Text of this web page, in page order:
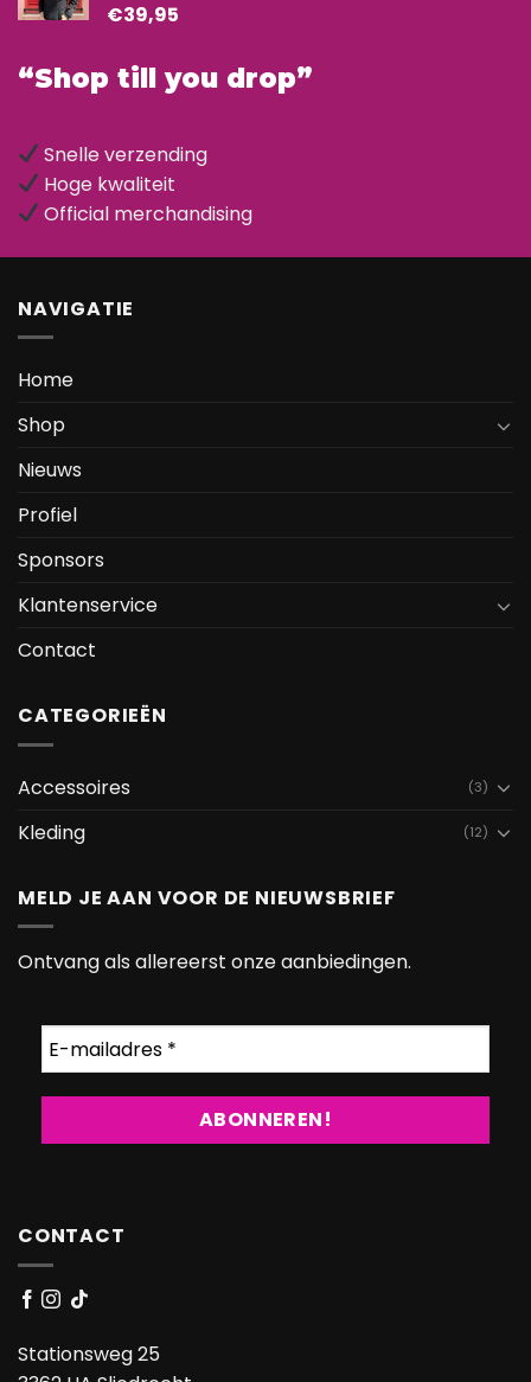
€39,95
“Shop till you drop”
Snelle verzending
Hoge kwaliteit
Official merchandising
NAVIGATIE
Home
Shop
Nieuws
Profiel
Sponsors
Klantenservice
Contact
CATEGORIEËN
Accessoires (3)
Kleding (12)
MELD JE AAN VOOR DE NIEUWSBRIEF
Ontvang als allereerst onze aanbiedingen.
CONTACT
Stationsweg 25